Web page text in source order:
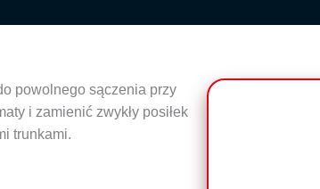
powolnego sączenia przy
i zamienić zwykły posiłek
trunkami.